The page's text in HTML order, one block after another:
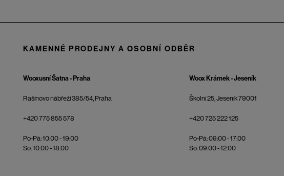
KAMENNÉ PRODEJNY A OSOBNÍ ODBĚR
Wooxusní Šatna - Praha
Rašínovo nábřeží 385/54, Praha
+420 775 855 578
Po-Pá: 10:00 - 19:00
So: 10:00 - 18:00
Woox Krámek - Jeseník
Školní 25, Jeseník 79001
+420 725 222 125
Po-Pá: 09:00 - 17:00
So: 09:00 - 12:00